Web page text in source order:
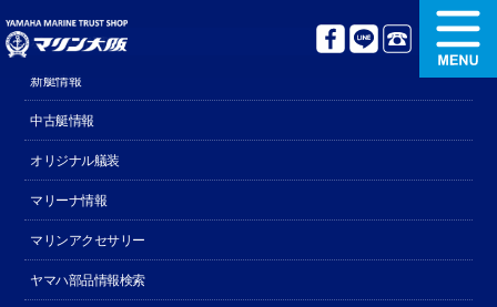
オリジナル艤装 ボート免許講習
更新講習
ボート販売関連
新艇情報
中古艇情報
オリジナル艤装
マリーナ情報
マリンアクセサリー
ヤマハ部品情報検索